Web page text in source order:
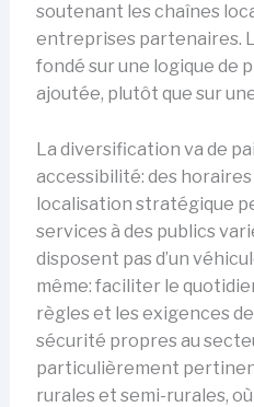
soutenant les chaînes
entreprises partenaires.
fondé sur une logique de
ajoutée, plutôt que sur
La diversification va de
accessibilité: des
localisation stratégique
services à des publics
disposent pas d’un
même: faciliter le
règles et les exigences
sécurité propres au
particulièrement
rurales et semi-rurales,